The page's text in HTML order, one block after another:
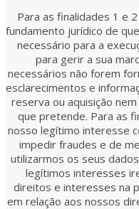
Para as finalidades 1 e
fundamento jurídico de
necessário para a
para gerir a sua
necessários não forem
esclarecimentos e
reserva ou aquisição
que pretende. Para as
nosso legítimo interesse
impedir fraudes e de
utilizarmos os seus
legítimos interesses
direitos e interesses na
em relação aos nossos